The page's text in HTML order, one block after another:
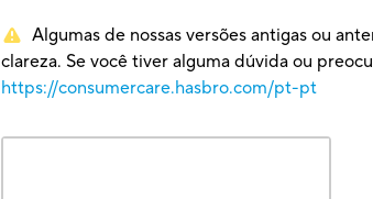
Algumas de nossas versões antigas ou
clareza. Se você tiver alguma dúvida ou
https://consumercare.hasbro.com/pt-pt